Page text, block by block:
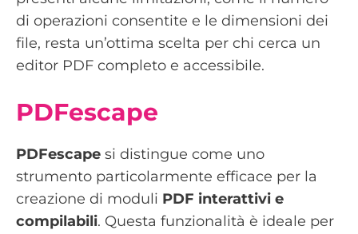
di operazioni consentite e le dimensioni dei
file, resta un’ottima scelta per chi cerca un
editor PDF completo e accessibile.
PDFescape
PDFescape si distingue come uno
strumento particolarmente efficace per la
creazione di moduli PDF interattivi e
compilabili. Questa funzionalità è ideale per